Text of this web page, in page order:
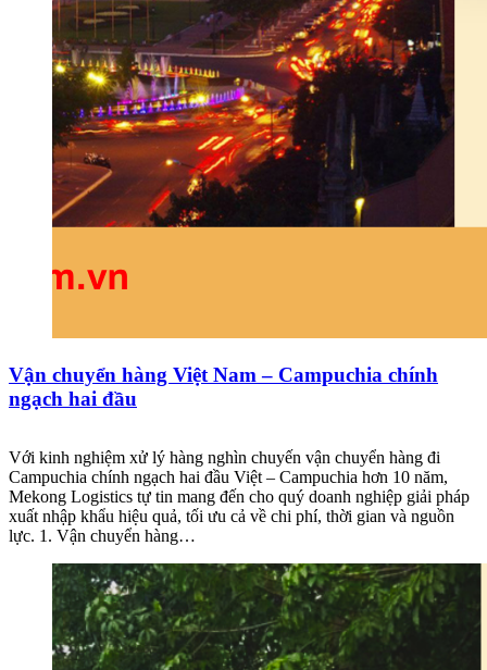
Vận chuyển hàng Việt Nam – Campuchia chính
ngạch hai đầu
Với kinh nghiệm xử lý hàng nghìn chuyến vận chuyển hàng đi
Campuchia chính ngạch hai đầu Việt – Campuchia hơn 10 năm,
Mekong Logistics tự tin mang đến cho quý doanh nghiệp giải pháp
xuất nhập khẩu hiệu quả, tối ưu cả về chi phí, thời gian và nguồn
lực. 1. Vận chuyển hàng…